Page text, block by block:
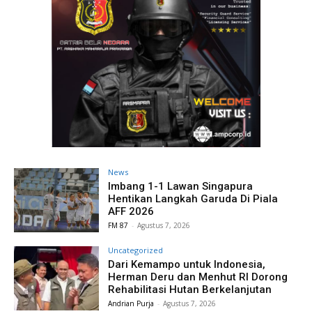
News
Imbang 1-1 Lawan Singapura
Hentikan Langkah Garuda Di Piala
AFF 2026
FM 87 - Agustus 7, 2026
Uncategorized
Dari Kemampo untuk Indonesia,
Herman Deru dan Menhut RI Dorong
Rehabilitasi Hutan Berkelanjutan
Andrian Purja - Agustus 7, 2026